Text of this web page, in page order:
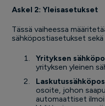
Askel 2: Yleisasetukset
Tässä vaiheessa
sähköpostiasetukset
Yrityksen
yrityksen yleinen
osoite, johon
automaattiset